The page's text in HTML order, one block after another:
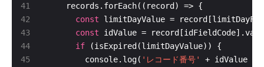
43
44
45
const
const
if
        console.log(
'レコード番号' + idValue +